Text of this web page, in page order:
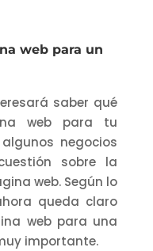
web para un
saber qué
web para tu
negocios
sobre la
web. Según lo
queda claro
web para una
importante.